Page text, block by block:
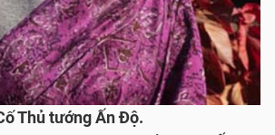
Thủ tướng Ấn Độ.